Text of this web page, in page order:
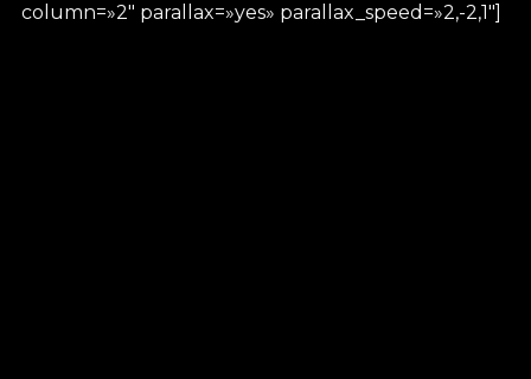
column=»2″ parallax=»yes» parallax_speed=»2,-2,1″]